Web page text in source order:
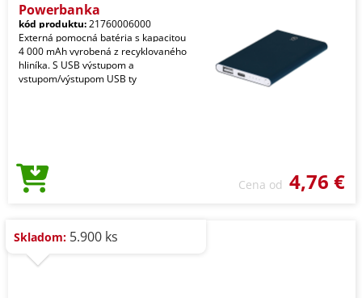
Powerbanka
kód produktu:21760006000
Externá pomocná batéria s kapacitou
4 000 mAh vyrobená z recyklovaného
hliníka. S USB výstupom a
vstupom/výstupom USB ty
Cena od 4,76 €
Skladom: 5.900 ks